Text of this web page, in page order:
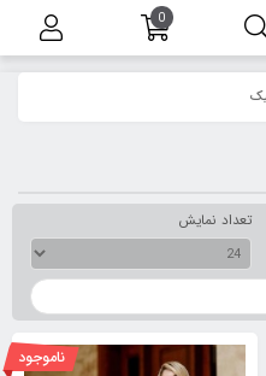
تعداد نمایش
ناموجود
0